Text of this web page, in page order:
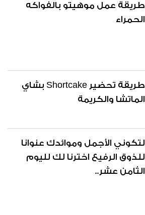
طريقة عمل موهيتو بالفواكه
الحمراء
طريقة تحضير Shortcake بشاي
الماتشا والكريمة
لتكوني الأجمل وموائدك عنوانا
للذوق الرفيع اخترنا لك لليوم
الثامن عشر..